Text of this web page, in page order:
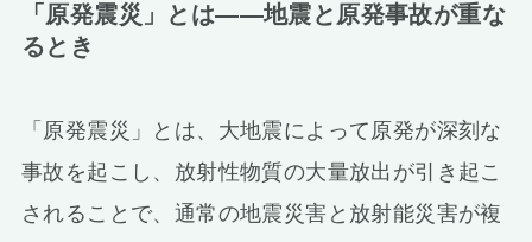
「原発震災」とは――地震と原発事故が重な
るとき
「原発震災」とは、大地震によって原発が深刻な
事故を起こし、放射性物質の大量放出が引き起こ
されることで、通常の地震災害と放射能災害が複